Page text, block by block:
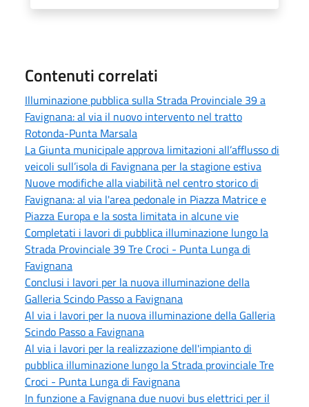
Contenuti correlati
Illuminazione pubblica sulla Strada Provinciale 39 a
Favignana: al via il nuovo intervento nel tratto
Rotonda-Punta Marsala
La Giunta municipale approva limitazioni all’afflusso di
veicoli sull’isola di Favignana per la stagione estiva
Nuove modifiche alla viabilità nel centro storico di
Favignana: al via l'area pedonale in Piazza Matrice e
Piazza Europa e la sosta limitata in alcune vie
Completati i lavori di pubblica illuminazione lungo la
Strada Provinciale 39 Tre Croci - Punta Lunga di
Favignana
Conclusi i lavori per la nuova illuminazione della
Galleria Scindo Passo a Favignana
Al via i lavori per la nuova illuminazione della Galleria
Scindo Passo a Favignana
Al via i lavori per la realizzazione dell'impianto di
pubblica illuminazione lungo la Strada provinciale Tre
Croci - Punta Lunga di Favignana
In funzione a Favignana due nuovi bus elettrici per il